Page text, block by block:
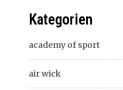
Kategorien
academy of sport
air wick